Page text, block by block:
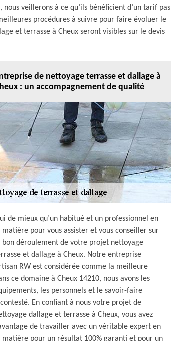
veillerons à ce qu’ils bénéficient d’un tarif pas
procédures à suivre pour faire évoluer le
et terrasse à Cheux seront visibles sur le devis
de nettoyage terrasse et dallage à
: un accompagnement de qualité
de mieux qu’un habitué et un professionnel en
matière pour vous assister et vous conseiller sur
bon déroulement de votre projet nettoyage
et dallage à Cheux. Notre entreprise
RW est considérée comme la meilleure
ce domaine à Cheux 14210, nous avons les
les personnels et le savoir-faire
En confiant à nous votre projet de
dallage et terrasse à Cheux, vous avez
de travailler avec un véritable expert en
matière pour un résultat 100% garanti et pour un